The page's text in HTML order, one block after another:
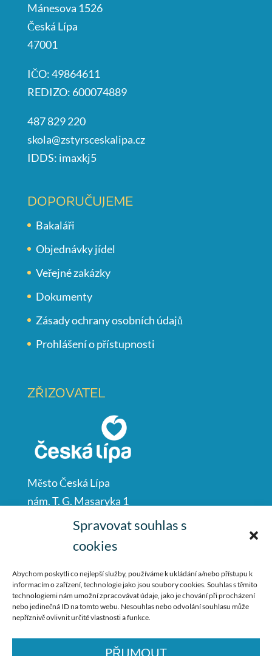
Spravovat souhlas s
cookies
Abychom poskytli co nejlepší služby, používáme k ukládání a/nebo přístupu k
informacím o zařízení, technologie jako jsou soubory cookies. Souhlas s těmito
technologiemi nám umožní zpracovávat údaje, jako je chování při procházení
nebo jedinečná ID na tomto webu. Nesouhlas nebo odvolání souhlasu může
nepříznivě ovlivnit určité vlastnosti a funkce.
PŘIJMOUT
Mánesova 1526
Česká Lípa
47001
IČO: 49864611
REDIZO: 600074889
487 829 220
skola@zstyrsceskalipa.cz
IDDS: imaxkj5
DOPORUČUJEME
Bakaláři
Objednávky jídel
Veřejné zakázky
Dokumenty
Zásady ochrany osobních údajů
Prohlášení o přístupnosti
ZŘIZOVATEL
Město Česká Lípa
nám. T. G. Masaryka 1
Česká Lípa
487 881 111
podatelna@mucl.cz